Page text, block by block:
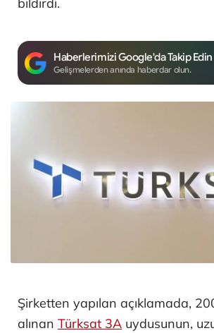
Haberlerimizi Google'da Takip Edin
Gelişmelerden anında haberdar olun.
Şirketten yapılan açıklamada,
alınan Türksat 3A uydusunun,